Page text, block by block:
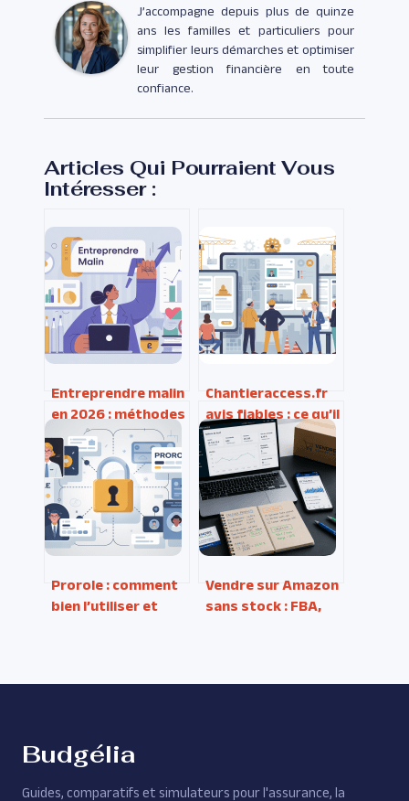
J’accompagne depuis plus de quinze
ans les familles et particuliers pour
simplifier leurs démarches et optimiser
leur gestion financière en toute
confiance.
Articles Qui Pourraient Vous
Intéresser :
Entreprendre malin
en 2026 : méthodes
concrètes pour
réussir sans se
brûler les ailes
Chantieraccess.fr
avis fiables : ce qu’il
faut vraiment
savoir avant de
vous inscrire
Prorole : comment
bien l’utiliser et
Vendre sur Amazon
sans stock : FBA,
logistique
Budgélia
Guides, comparatifs et simulateurs pour l'assurance, la